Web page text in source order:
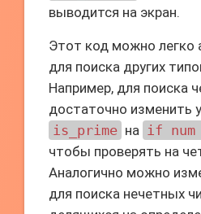
выводится на экран.
Этот код можно легко
для поиска других
Например, для поиска
достаточно изменить
is_prime на if num
чтобы проверять на
Аналогично можно
для поиска нечетных